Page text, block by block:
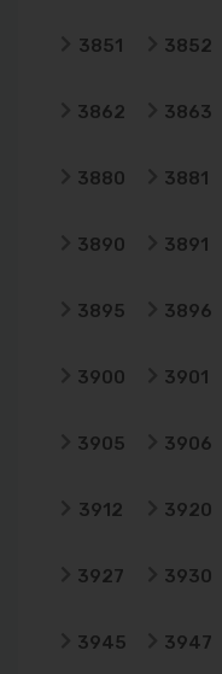
3851 3852
3862 3863
3880 3881
3890 3891
3895 3896
3900 3901
3905 3906
3912 3920
3927 3930
3945 3947